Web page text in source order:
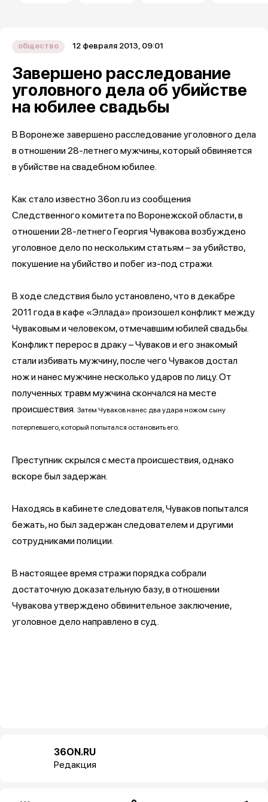
общество 12 февраля 2013, 09:01
Завершено расследование
уголовного дела об убийстве
на юбилее свадьбы
В Воронеже завершено расследование уголовного дела
в отношении 28-летнего мужчины, который обвиняется
в убийстве на свадебном юбилее.
Как стало известно 36on.ru из сообщения
Следственного комитета по Воронежской области, в
отношении 28-летнего Георгия Чувакова возбуждено
уголовное дело по нескольким статьям – за убийство,
покушение на убийство и побег из-под стражи.
В ходе следствия было установлено, что в декабре
2011 года в кафе «Эллада» произошел конфликт между
Чуваковым и человеком, отмечавшим юбилей свадьбы.
Конфликт перерос в драку – Чуваков и его знакомый
стали избивать мужчину, после чего Чуваков достал
нож и нанес мужчине несколько ударов по лицу. От
полученных травм мужчина скончался на месте
происшествия. Затем Чуваков нанес два удара ножом сыну
потерпевшего, который попытался остановить его.
Преступник скрылся с места происшествия, однако
вскоре был задержан.
Находясь в кабинете следователя, Чуваков попытался
бежать, но был задержан следователем и другими
сотрудниками полиции.
В настоящее время стражи порядка собрали
достаточную доказательную базу, в отношении
Чувакова утверждено обвинительное заключение,
уголовное дело направлено в суд.
36ON.RU
Редакция